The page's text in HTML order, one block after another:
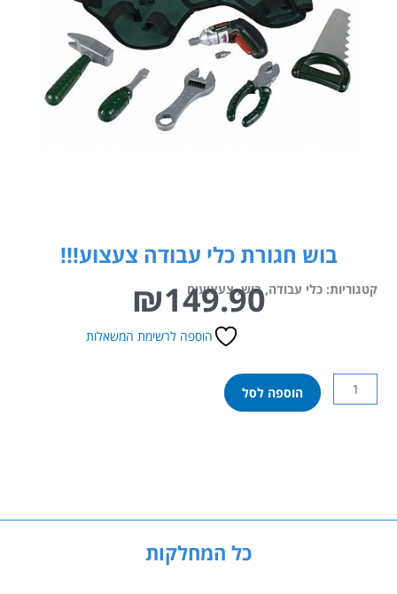
בוש חגורת כלי עבודה צעצוע!!!
קטגוריות:כלי עבודה,בוש,צעצועים ₪149.90
הוספה לרשימת המשאלות
כמות
של
הוספה לסל
כל המחלקות